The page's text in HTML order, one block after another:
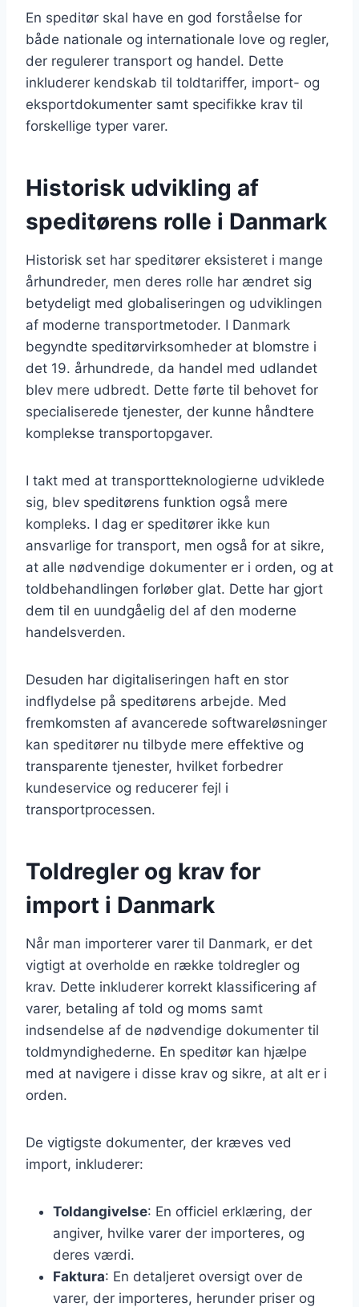
En speditør skal have en god forståelse for
både nationale og internationale love og regler,
der regulerer transport og handel. Dette
inkluderer kendskab til toldtariffer, import- og
eksportdokumenter samt specifikke krav til
forskellige typer varer.
Historisk udvikling af
speditørens rolle i Danmark
Historisk set har speditører eksisteret i mange
århundreder, men deres rolle har ændret sig
betydeligt med globaliseringen og udviklingen
af moderne transportmetoder. I Danmark
begyndte speditørvirksomheder at blomstre i
det 19. århundrede, da handel med udlandet
blev mere udbredt. Dette førte til behovet for
specialiserede tjenester, der kunne håndtere
komplekse transportopgaver.
I takt med at transportteknologierne udviklede
sig, blev speditørens funktion også mere
kompleks. I dag er speditører ikke kun
ansvarlige for transport, men også for at sikre,
at alle nødvendige dokumenter er i orden, og at
toldbehandlingen forløber glat. Dette har gjort
dem til en uundgåelig del af den moderne
handelsverden.
Desuden har digitaliseringen haft en stor
indflydelse på speditørens arbejde. Med
fremkomsten af avancerede softwareløsninger
kan speditører nu tilbyde mere effektive og
transparente tjenester, hvilket forbedrer
kundeservice og reducerer fejl i
transportprocessen.
Toldregler og krav for
import i Danmark
Når man importerer varer til Danmark, er det
vigtigt at overholde en række toldregler og
krav. Dette inkluderer korrekt klassificering af
varer, betaling af told og moms samt
indsendelse af de nødvendige dokumenter til
toldmyndighederne. En speditør kan hjælpe
med at navigere i disse krav og sikre, at alt er i
orden.
De vigtigste dokumenter, der kræves ved
import, inkluderer:
Toldangivelse: En officiel erklæring, der
angiver, hvilke varer der importeres, og
deres værdi.
Faktura: En detaljeret oversigt over de
varer, der importeres, herunder priser og